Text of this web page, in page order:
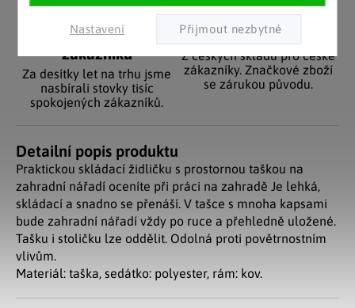
Nastavení
Pozitivní ohlasy
zákazníků
Za desítky let na trhu jsme
nasbírali stovky tisíc
spokojených zákazníků.
EU distribuce
Z českých skladů pro české
zákazníky. Značkové zboží
se zárukou původu.
Detailní popis produktu
Praktickou skládací židličku s prostornou taškou na
zahradní nářadí oceníte při práci na zahradě Je lehká,
skládací a snadno se přenáší. V tašce s mnoha kapsami
bude zahradní nářadí vždy po ruce a přehledně uložené.
Tašku i stoličku lze oddělit. Odolná proti povětrnostním
vlivům.
Materiál: taška, sedátko: polyester, rám: kov.